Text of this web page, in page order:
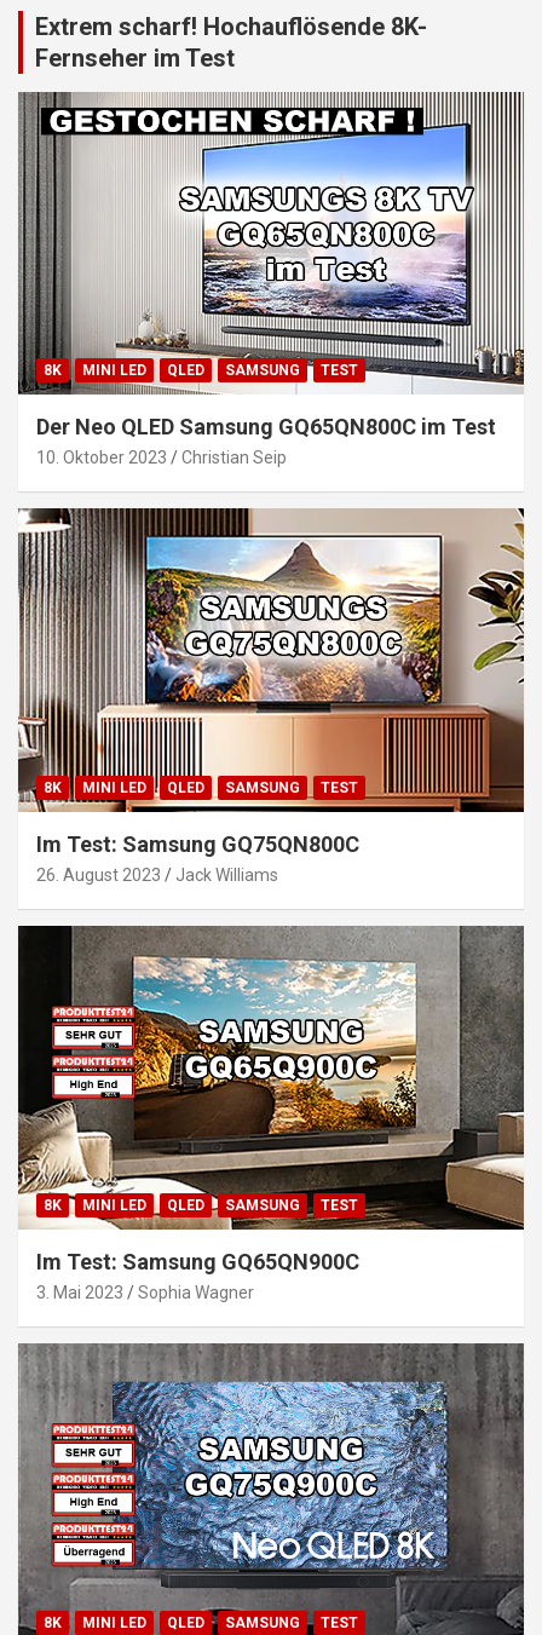
Extrem scharf! Hochauflösende 8K-
Fernseher im Test
8K MINI LED QLED SAMSUNG TEST
Der Neo QLED Samsung GQ65QN800C im Test
10. Oktober 2023 Christian Seip
8K MINI LED QLED SAMSUNG TEST
Im Test: Samsung GQ75QN800C
26. August 2023 Jack Williams
8K MINI LED QLED SAMSUNG TEST
Im Test: Samsung GQ65QN900C
3. Mai 2023 Sophia Wagner
8K MINI LED QLED SAMSUNG TEST